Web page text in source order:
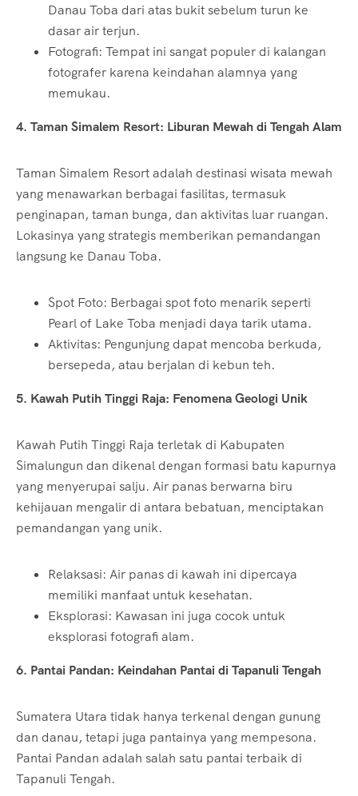
Danau Toba dari atas bukit sebelum turun ke
dasar air terjun.
Fotografi: Tempat ini sangat populer di kalangan
fotografer karena keindahan alamnya yang
memukau.
4. Taman Simalem Resort: Liburan Mewah di Tengah Alam
Taman Simalem Resort adalah destinasi wisata mewah
yang menawarkan berbagai fasilitas, termasuk
penginapan, taman bunga, dan aktivitas luar ruangan.
Lokasinya yang strategis memberikan pemandangan
langsung ke Danau Toba.
Spot Foto: Berbagai spot foto menarik seperti
Pearl of Lake Toba menjadi daya tarik utama.
Aktivitas: Pengunjung dapat mencoba berkuda,
bersepeda, atau berjalan di kebun teh.
5. Kawah Putih Tinggi Raja: Fenomena Geologi Unik
Kawah Putih Tinggi Raja terletak di Kabupaten
Simalungun dan dikenal dengan formasi batu kapurnya
yang menyerupai salju. Air panas berwarna biru
kehijauan mengalir di antara bebatuan, menciptakan
pemandangan yang unik.
Relaksasi: Air panas di kawah ini dipercaya
memiliki manfaat untuk kesehatan.
Eksplorasi: Kawasan ini juga cocok untuk
eksplorasi fotografi alam.
6. Pantai Pandan: Keindahan Pantai di Tapanuli Tengah
Sumatera Utara tidak hanya terkenal dengan gunung
dan danau, tetapi juga pantainya yang mempesona.
Pantai Pandan adalah salah satu pantai terbaik di
Tapanuli Tengah.